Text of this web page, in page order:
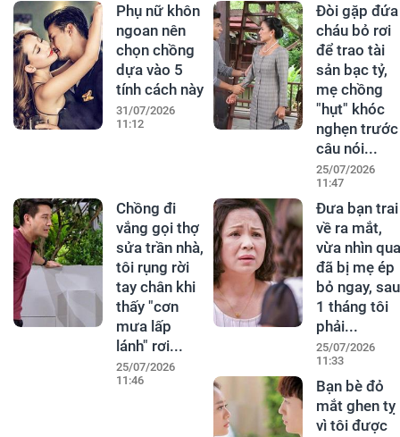
Phụ nữ khôn
ngoan nên
chọn chồng
dựa vào 5
tính cách này
31/07/2026
11:12
Đòi gặp đứa
cháu bỏ rơi
để trao tài
sản bạc tỷ,
mẹ chồng
"hụt" khóc
nghẹn trước
câu nói...
25/07/2026
11:47
Chồng đi
vắng gọi thợ
sửa trần nhà,
tôi rụng rời
tay chân khi
thấy "cơn
mưa lấp
lánh" rơi...
25/07/2026
11:46
Đưa bạn trai
về ra mắt,
vừa nhìn qua
đã bị mẹ ép
bỏ ngay, sau
1 tháng tôi
phải...
25/07/2026
11:33
Bạn bè đỏ
mắt ghen tỵ
vì tôi được